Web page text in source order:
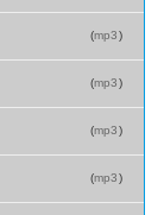
(mp3)
(mp3)
(mp3)
(mp3)